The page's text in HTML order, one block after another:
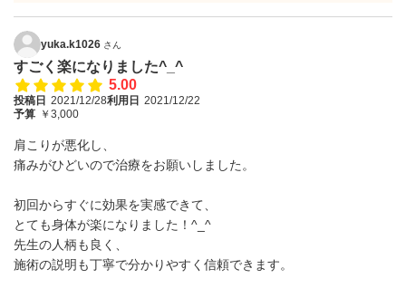
yuka.k1026 さん
すごく楽になりました^_^
5.00
投稿日 2021/12/28利用日 2021/12/22
予算 ￥3,000
肩こりが悪化し、
痛みがひどいので治療をお願いしました。
初回からすぐに効果を実感できて、
とても身体が楽になりました！^_^
先生の人柄も良く、
施術の説明も丁寧で分かりやすく信頼できます。